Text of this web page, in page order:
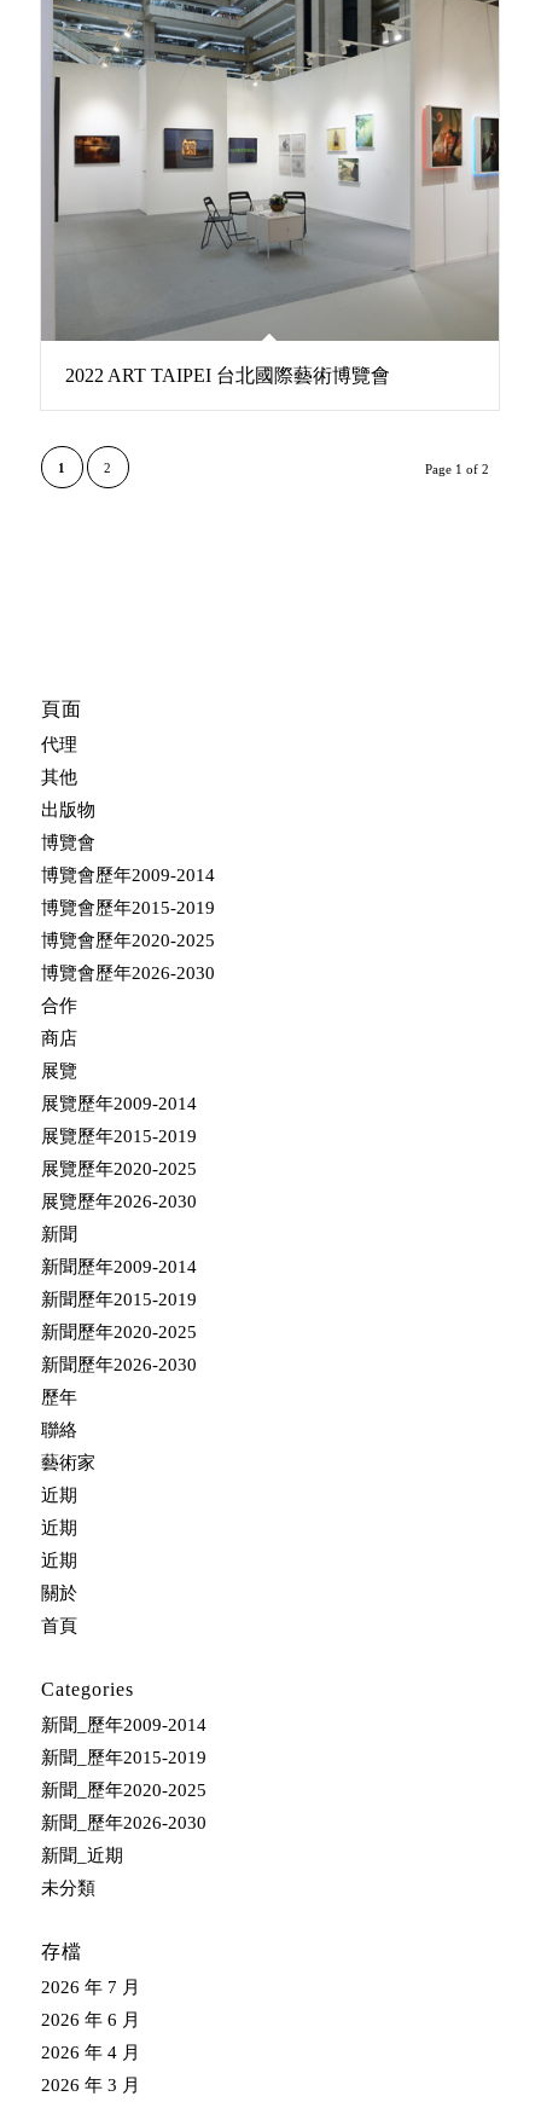
2022 ART TAIPEI 台北國際藝術博覽會
Page 1 of 2
1 2
頁面
代理
其他
出版物
博覽會
博覽會歷年2009-2014
博覽會歷年2015-2019
博覽會歷年2020-2025
博覽會歷年2026-2030
合作
商店
展覽
展覽歷年2009-2014
展覽歷年2015-2019
展覽歷年2020-2025
展覽歷年2026-2030
新聞
新聞歷年2009-2014
新聞歷年2015-2019
新聞歷年2020-2025
新聞歷年2026-2030
歷年
聯絡
藝術家
近期
近期
近期
關於
首頁
Categories
新聞_歷年2009-2014
新聞_歷年2015-2019
新聞_歷年2020-2025
新聞_歷年2026-2030
新聞_近期
未分類
存檔
2026 年 7 月
2026 年 6 月
2026 年 4 月
2026 年 3 月